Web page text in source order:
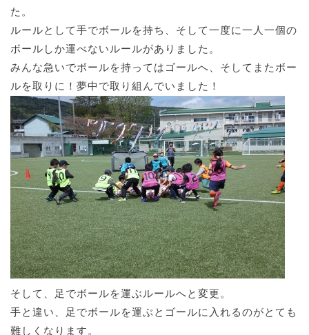
た。
ルールとして手でボールを持ち、そして一度に一人一個の
ボールしか運べないルールがありました。
みんな急いでボールを持ってはゴールへ、そしてまたボー
ルを取りに！夢中で取り組んでいました！
そして、足でボールを運ぶルールへと変更。
手と違い、足でボールを運ぶとゴールに入れるのがとても
難しくなります。